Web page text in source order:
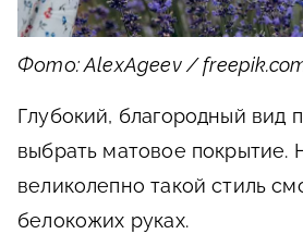
Фото: AlexAgeev /
Глубокий, благородный вид
выбрать матовое покрытие.
великолепно такой стиль
белокожих руках.